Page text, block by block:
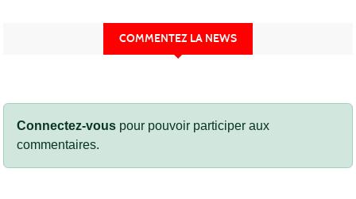
COMMENTEZ LA NEWS
Connectez-vous pour pouvoir participer aux
commentaires.